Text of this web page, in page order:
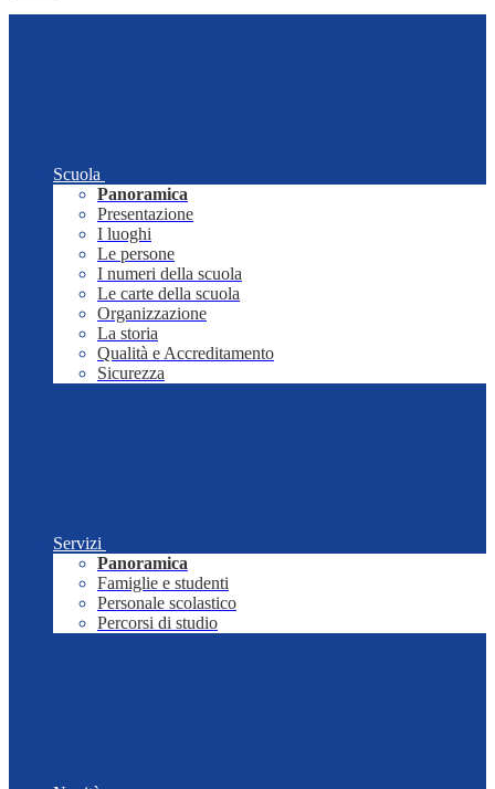
Scuola
Panoramica
Presentazione
I luoghi
Le persone
I numeri della scuola
Le carte della scuola
Organizzazione
La storia
Qualità e Accreditamento
Sicurezza
Servizi
Panoramica
Famiglie e studenti
Personale scolastico
Percorsi di studio